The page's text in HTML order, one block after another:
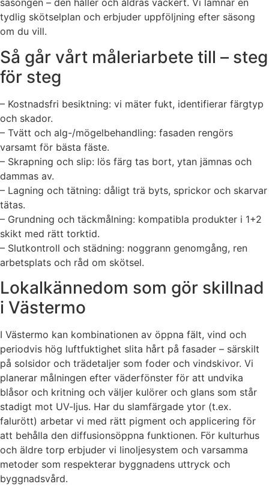
säsongen – den håller och åldras vackert. Vi lämnar en
tydlig skötselplan och erbjuder uppföljning efter säsong
om du vill.
Så går vårt måleriarbete till – steg
för steg
– Kostnadsfri besiktning: vi mäter fukt, identifierar färgtyp
och skador.
– Tvätt och alg-/mögelbehandling: fasaden rengörs
varsamt för bästa fäste.
– Skrapning och slip: lös färg tas bort, ytan jämnas och
dammas av.
– Lagning och tätning: dåligt trä byts, sprickor och skarvar
tätas.
– Grundning och täckmålning: kompatibla produkter i 1+2
skikt med rätt torktid.
– Slutkontroll och städning: noggrann genomgång, ren
arbetsplats och råd om skötsel.
Lokalkännedom som gör skillnad
i Västermo
I Västermo kan kombinationen av öppna fält, vind och
periodvis hög luftfuktighet slita hårt på fasader – särskilt
på solsidor och trädetaljer som foder och vindskivor. Vi
planerar målningen efter väderfönster för att undvika
blåsor och kritning och väljer kulörer och glans som står
stadigt mot UV-ljus. Har du slamfärgade ytor (t.ex.
falurött) arbetar vi med rätt pigment och applicering för
att behålla den diffusionsöppna funktionen. För kulturhus
och äldre torp erbjuder vi linoljesystem och varsamma
metoder som respekterar byggnadens uttryck och
byggnadsvård.